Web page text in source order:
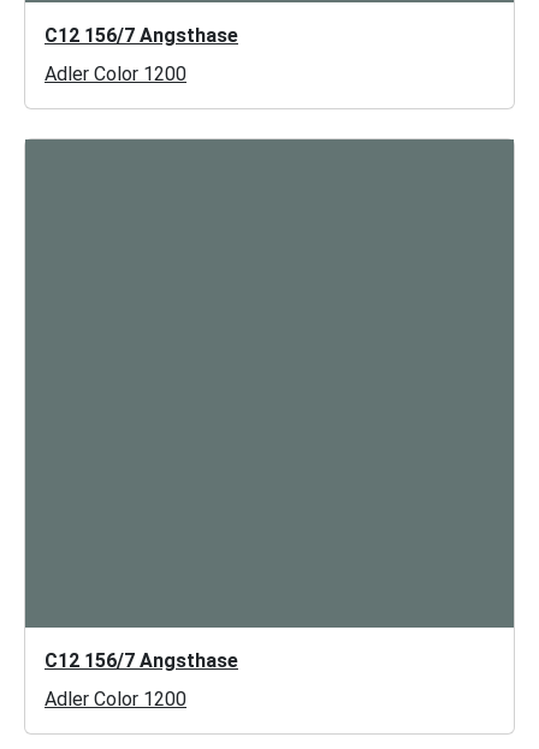
C12 156/7 Angsthase
Adler Color 1200
C12 156/7 Angsthase
Adler Color 1200